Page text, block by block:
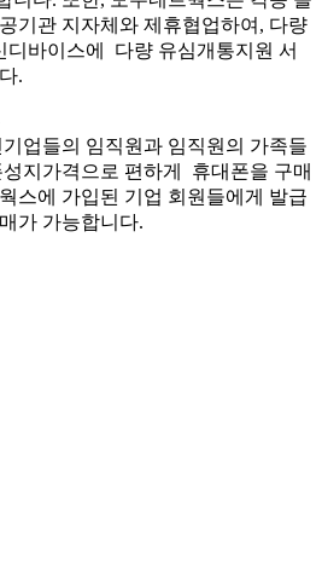
기관 지자체와 제휴협업하여, 다량
바이스에 다량 유심개통지원 서
.
업들의 임직원과 임직원의 가족들
지가격으로 편하게 휴대폰을 구매
스에 가입된 기업 회원들에게 발급
가 가능합니다.